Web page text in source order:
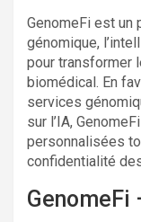
GenomeFi est un
génomique,
pour transformer
biomédical. En
services
sur l’IA,
personnalisées
confidentialité
GenomeFi